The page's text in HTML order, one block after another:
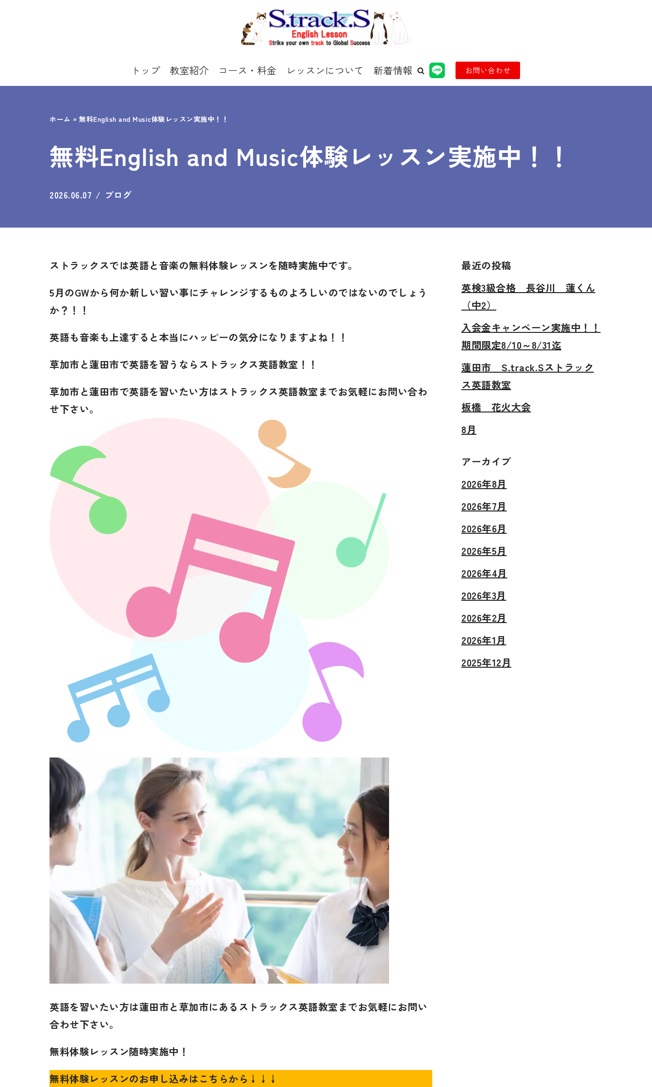
トップ 教室紹介 コース・料金 レッスンについて 新着情報 お問い合わせ
ホーム » 無料English and Music体験レッスン実施中！！
無料English and Music体験レッスン実施中！！
2026.06.07 ブログ
ストラックスでは英語と音楽の無料体験レッスンを随時実施中です。
5月のGWから何か新しい習い事にチャレンジするものよろしいのではないのでしょう
か？！！
英語も音楽も上達すると本当にハッピーの気分になりますよね！！
草加市と蓮田市で英語を習うならストラックス英語教室！！
草加市と蓮田市で英語を習いたい方はストラックス英語教室までお気軽にお問い合わ
せ下さい。
英語を習いたい方は蓮田市と草加市にあるストラックス英語教室までお気軽にお問い
合わせ下さい。
無料体験レッスン随時実施中！
無料体験レッスンのお申し込みはこちらから↓↓↓
最近の投稿
英検3級合格 長谷川 蓮くん
（中2）
入会金キャンペーン実施中！！
期間限定8/10～8/31迄
蓮田市 S.track.Sストラック
ス英語教室
板橋 花火大会
8月
アーカイブ
2026年8月
2026年7月
2026年6月
2026年5月
2026年4月
2026年3月
2026年2月
2026年1月
2025年12月